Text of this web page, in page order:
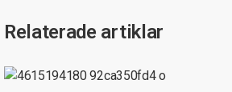
Relaterade artiklar